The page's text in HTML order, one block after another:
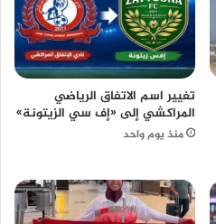
تغيير اسم الاتفاق الرياضي
المراكشي إلى «إف سي الزيتونة»
منذ يوم واحد